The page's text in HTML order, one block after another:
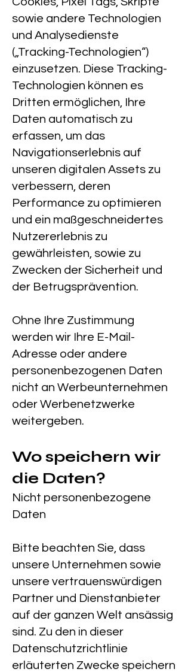
sowie andere Technologien
und Analysedienste
(„Tracking-Technologien“)
einzusetzen. Diese Tracking-
Technologien können es
Dritten ermöglichen, Ihre
Daten automatisch zu
erfassen, um das
Navigationserlebnis auf
unseren digitalen Assets zu
verbessern, deren
Performance zu optimieren
und ein maßgeschneidertes
Nutzererlebnis zu
gewährleisten, sowie zu
Zwecken der Sicherheit und
der Betrugsprävention.
Ohne Ihre Zustimmung
werden wir Ihre E-Mail-
Adresse oder andere
personenbezogenen Daten
nicht an Werbeunternehmen
oder Werbenetzwerke
weitergeben.
Wo speichern wir
die Daten?
Nicht personenbezogene
Daten
Bitte beachten Sie, dass
unsere Unternehmen sowie
unsere vertrauenswürdigen
Partner und Dienstanbieter
auf der ganzen Welt ansässig
sind. Zu den in dieser
Datenschutzrichtlinie
erläuterten Zwecke speichern